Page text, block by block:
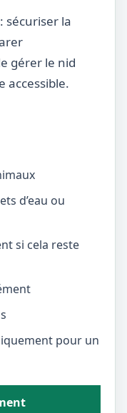
sécuriser la
gérer le nid
accessible.
d’eau ou
si cela reste
pour un